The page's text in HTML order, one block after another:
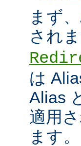
まず
され
は
Alias
適用
ます。